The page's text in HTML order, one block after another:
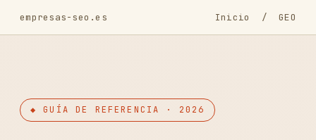
empresas-seo.es Inicio / GEO
◆ GUÍA DE REFERENCIA · 2026